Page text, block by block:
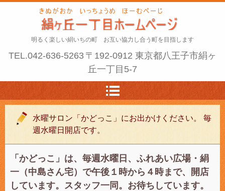
明るく楽しい絹いちの町 お互い協力し合う町を目指します
TEL.042-636-5263 〒192-0912 東京都八王子市絹ヶ
丘一丁目5-7
水曜サロン「かどっこ」にお出かけください。 毎
週水曜日開店です。
「かどっこ」は、毎週水曜日、ふれあい広場・絹
一（中島さん宅）で午後１時から４時まで、開店
しています。スタッフ一同。お待ちしています。